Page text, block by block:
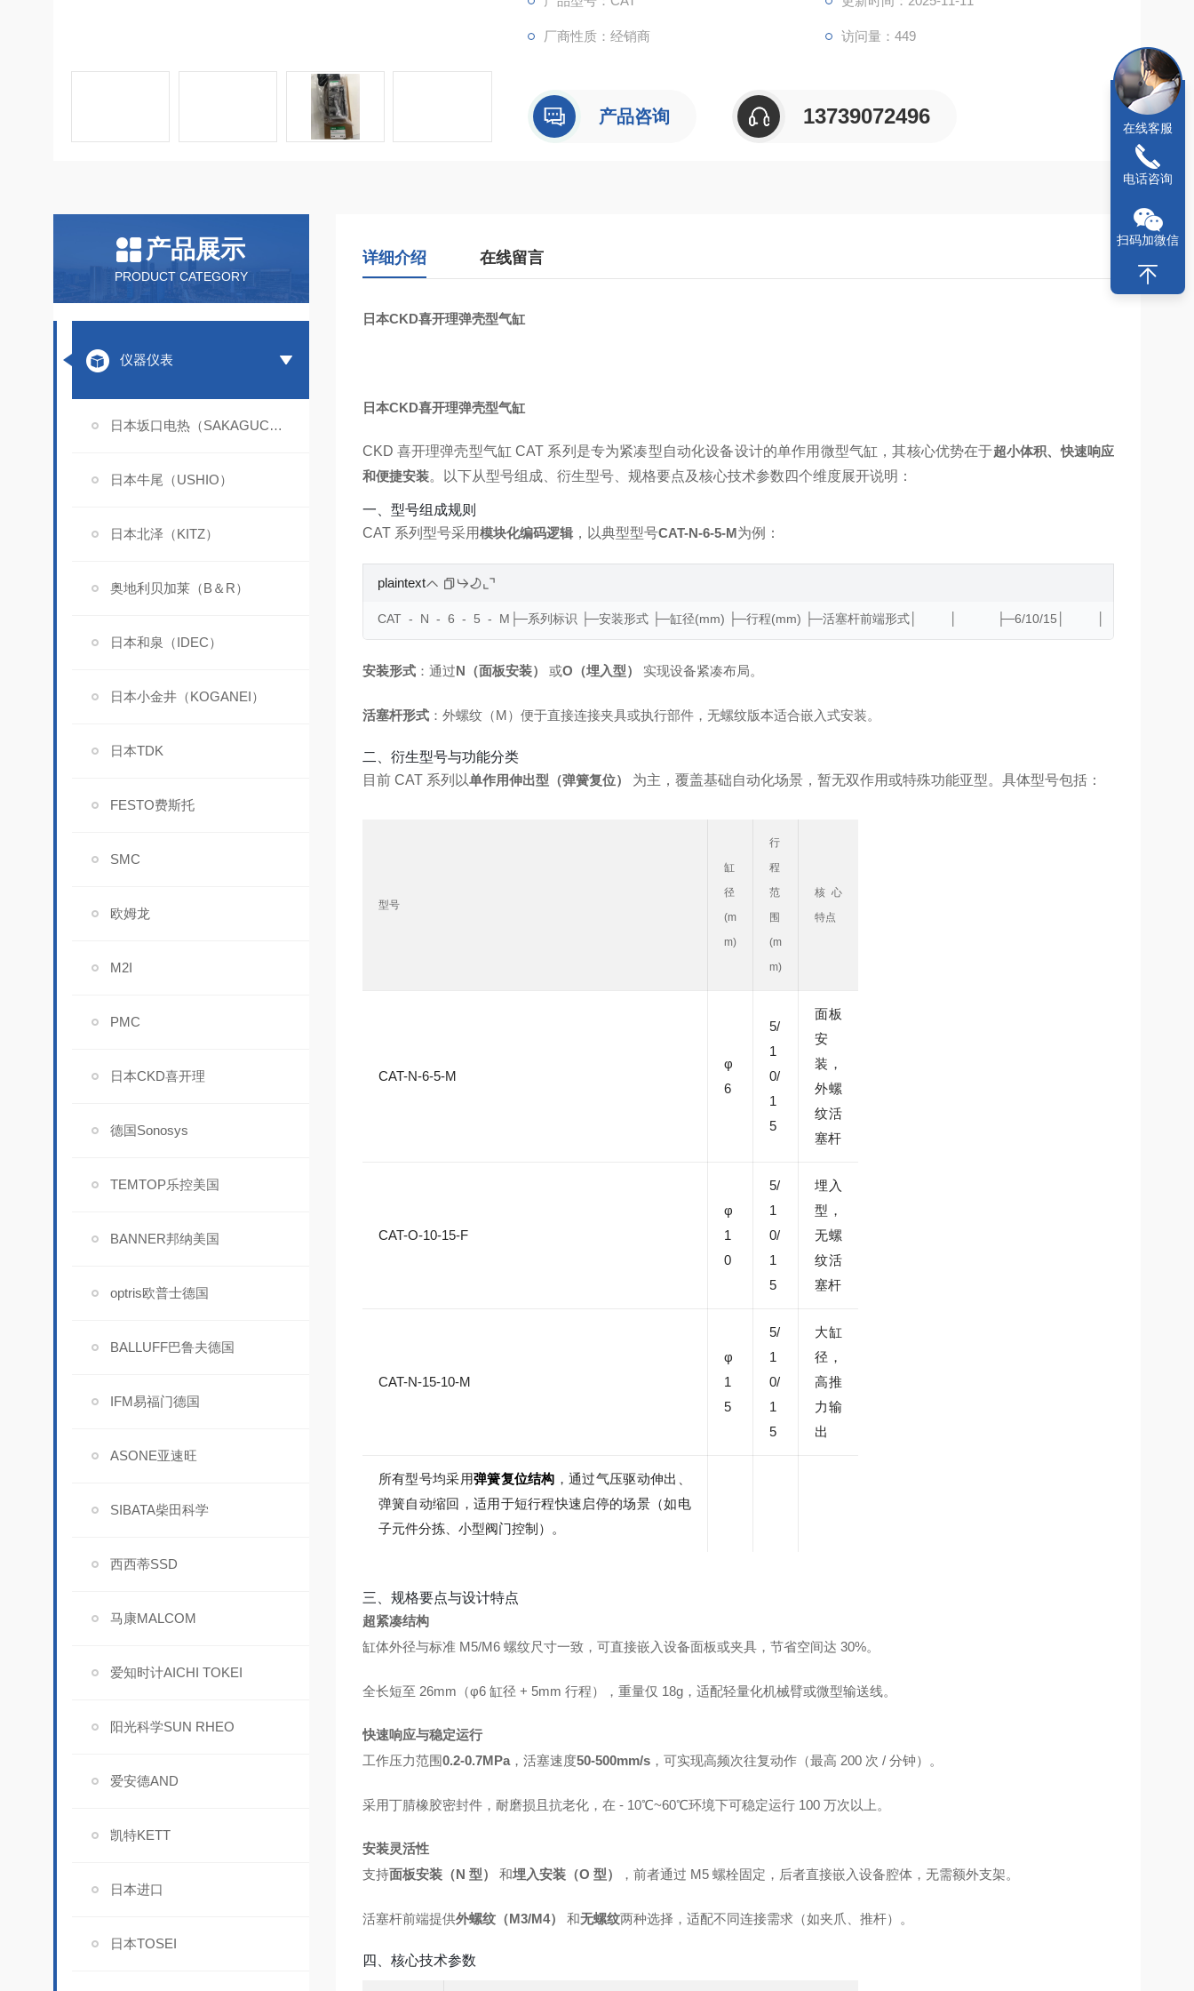
厂商性质：经销商 访问量：449
产品咨询 13739072496
产品展示
PRODUCT CATEGORY
仪器仪表
日本坂口电热（SAKAGUCHI）
日本牛尾（USHIO）
日本北泽（KITZ）
奥地利贝加莱（B＆R）
日本和泉（IDEC）
日本小金井（KOGANEI）
日本TDK
FESTO费斯托
SMC
欧姆龙
M2I
PMC
日本CKD喜开理
德国Sonosys
TEMTOP乐控美国
BANNER邦纳美国
optris欧普士德国
BALLUFF巴鲁夫德国
IFM易福门德国
ASONE亚速旺
SIBATA柴田科学
西西蒂SSD
马康MALCOM
爱知时计AICHI TOKEI
阳光科学SUN RHEO
爱安德AND
凯特KETT
日本进口
日本TOSEI
详细介绍 在线留言
日本CKD喜开理弹壳型气缸
日本CKD喜开理弹壳型气缸
CKD 喜开理弹壳型气缸 CAT 系列是专为紧凑型自动化设备设计的单作用微型气缸，其核心优势在于超小体积、快速响应
和便捷安装。以下从型号组成、衍生型号、规格要点及核心技术参数四个维度展开说明：
一、型号组成规则
CAT 系列型号采用模块化编码逻辑，以典型型号CAT-N-6-5-M为例：
plaintext
CAT  -  N  -  6  -  5  -  M├─系列标识 ├─安装形式 ├─缸径(mm) ├─行程(mm) ├─活塞杆前端形式│         │           ├─6/10/15│         │           └─5/
安装形式：通过N（面板安装） 或O（埋入型） 实现设备紧凑布局。
活塞杆形式：外螺纹（M）便于直接连接夹具或执行部件，无螺纹版本适合嵌入式安装。
二、衍生型号与功能分类
目前 CAT 系列以单作用伸出型（弹簧复位） 为主，覆盖基础自动化场景，暂无双作用或特殊功能亚型。具体型号包括：
型号
缸
径
(m
m)
行
程
范
围
(m
m)
核心
特点
CAT-N-6-5-M
φ
6
5/
1
0/
1
5
面板
安
装，
外螺
纹活
塞杆
CAT-O-10-15-F
φ
1
0
5/
1
0/
1
5
埋入
型，
无螺
纹活
塞杆
CAT-N-15-10-M
φ
1
5
5/
1
0/
1
5
大缸
径，
高推
力输
出
所有型号均采用弹簧复位结构 ，通过气压驱动伸出、
弹簧自动缩回，适用于短行程快速启停的场景（如电
子元件分拣、小型阀门控制）。
三、规格要点与设计特点
超紧凑结构
缸体外径与标准 M5/M6 螺纹尺寸一致，可直接嵌入设备面板或夹具，节省空间达 30%。
全长短至 26mm（φ6 缸径 + 5mm 行程），重量仅 18g，适配轻量化机械臂或微型输送线。
快速响应与稳定运行
工作压力范围0.2-0.7MPa，活塞速度50-500mm/s，可实现高频次往复动作（最高 200 次 / 分钟） 。
采用丁腈橡胶密封件，耐磨损且抗老化，在 - 10℃~60℃环境下可稳定运行 100 万次以上 。
安装灵活性
支持面板安装（N 型） 和埋入安装（O 型） ，前者通过 M5 螺栓固定，后者直接嵌入设备腔体，无需额外支架。
活塞杆前端提供外螺纹（M3/M4） 和无螺纹两种选择，适配不同连接需求（如夹爪、推杆）。
四、核心技术参数
在线客服
电话咨询
扫码加微信